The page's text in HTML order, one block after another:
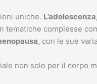
uniche. L’adolescenza
tematiche complesse
, con le sue
non solo per il corpo